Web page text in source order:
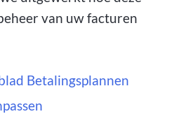
van uw facturen
Betalingsplannen